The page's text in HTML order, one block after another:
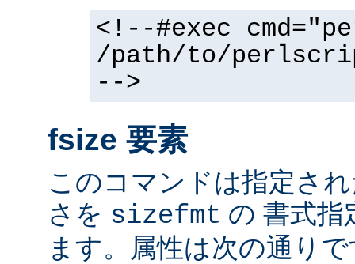
<!--#exec
/path/to/
-->
fsize 要素
このコマンドは指定さ
さを sizefmt の 書式指
ます。属性は次の通り